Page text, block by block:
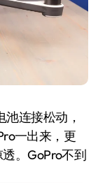
池连接松动，
一出来，更
。GoPro不到